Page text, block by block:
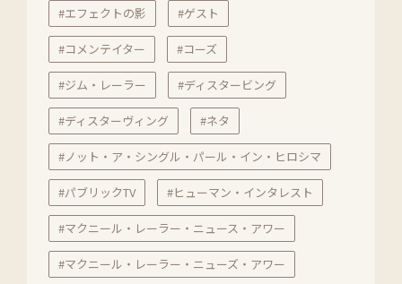
#エフェクトの影 #ゲスト
#コメンテイター #コーズ
#ジム・レーラー #ディスタービング
#ディスターヴィング #ネタ
#ノット・ア・シングル・パール・イン・ヒロシマ
#パブリックTV #ヒューマン・インタレスト
#マクニール・レーラー・ニュース・アワー
#マクニール・レーラー・ニューズ・アワー